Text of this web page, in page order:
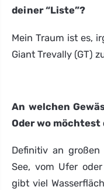
deiner “Liste”?
Mein Traum ist es,
Giant Trevally (GT)
An welchen
Oder wo
Definitiv an großen
See, vom Ufer
gibt viel